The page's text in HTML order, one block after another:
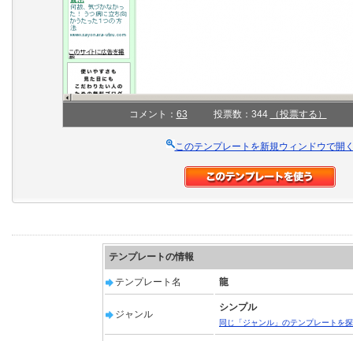
コメント： 63 投票数：344 （投票する）
このテンプレートを新規ウィンドウで開
テンプレートの情報
テンプレート名 龍
ジャンル
シンプル
同じ「ジャンル」のテンプレートを